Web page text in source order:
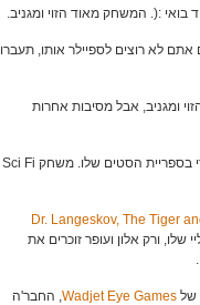
בואי :(. המשחק מאוד הזוי ומגניב.
אתם לא רוצים לספיילר אותו, תעברו
ומגניב, אבל מסיבות אחרות
, משחק שהופיע באופן מסתורי בספריית הסטים שלו. משחק Sci Fi
Dr. Langeskov, The Tiger
ורק אלון ועופר זוכרים את
של Wadjet Eye Games, החבר'ה